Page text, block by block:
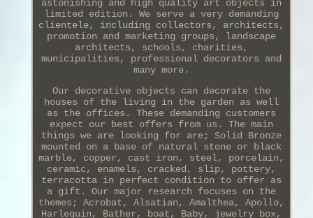
astonishing and high quality art objects in
limited edition. We serve a very demanding
clientele, including collectors, architects,
promotion and marketing groups, landscape
architects, schools, charities,
municipalities, professional decorators and
many more.
Our decorative objects can decorate the
houses of the living in the garden as well
as the offices. These demanding customers
expect our best offers from us. The main
things we are looking for are; Solid Bronze
mounted on a base of natural stone or black
marble, copper, cast iron, steel, porcelain,
ceramic, enamels, cracked, slip, pottery,
terracotta in perfect condition to offer as
a gift. Our major research focuses on the
themes; Acrobat, Alsatian, Amalthea, Apollo,
Harlequin, Bather, boat, Baby, jewelry box,